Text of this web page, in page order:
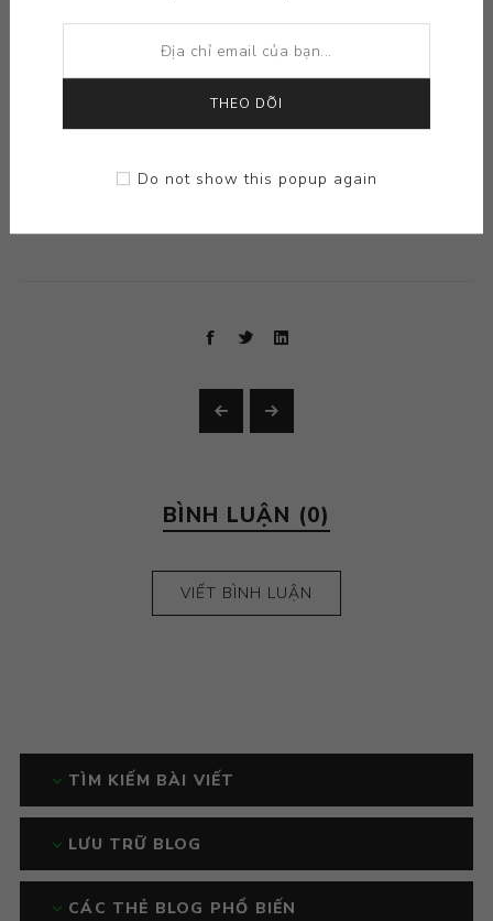
BÌNH LUẬN (0)
VIẾT BÌNH LUẬN
TÌM KIẾM BÀI VIẾT
LƯU TRỮ BLOG
CÁC THẺ BLOG PHỔ BIẾN
THEO DÕI
Do not show this popup again